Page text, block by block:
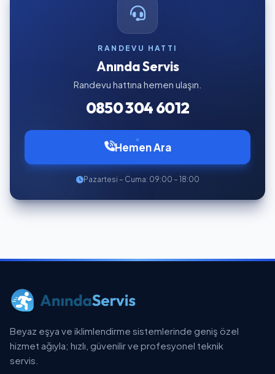
RANDEVU HATTI
Anında Servis
Randevu hattına hemen ulaşın.
0850 304 6012
Hemen Ara
Pazartesi – Cuma: 09:00 – 18:00
Beyaz eşya ve iklimlendirme sistemlerinde geniş özel
hizmet ağıyla; hızlı, güvenilir ve profesyonel teknik
servis.